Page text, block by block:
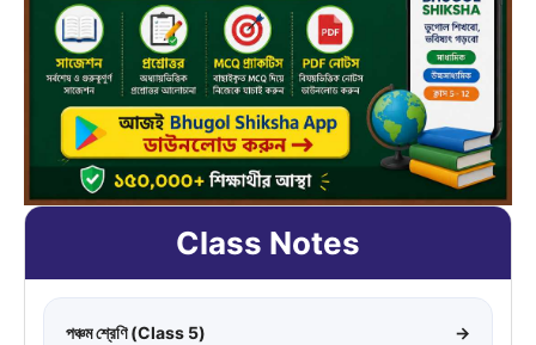
Class Notes
পঞ্চম শ্রেণি (Class 5) →